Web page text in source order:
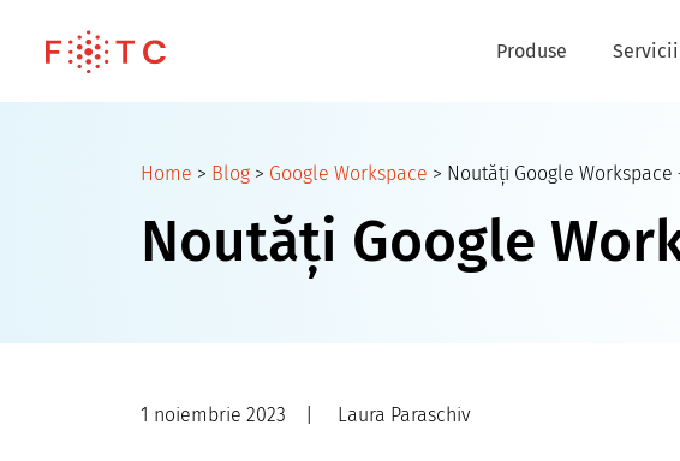
Produse Servicii
Home > Blog > Google Workspace > Noutăți Google Workspace
Noutăți Google
1 noiembrie 2023 Laura Paraschiv